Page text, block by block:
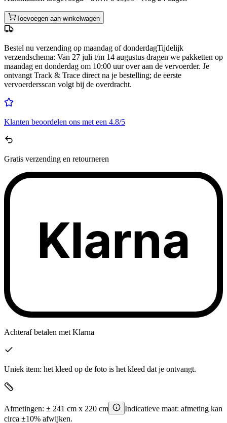
Toevoegen aan winkelwagen
Bestel nu verzending op maandag of donderdagTijdelijk
verzendschema: Van 27 juli t/m 14 augustus dragen we pakketten op
maandag en donderdag om 10:00 uur over aan de vervoerder. Je
ontvangt Track & Trace direct na je bestelling; de eerste
vervoerdersscan volgt bij de overdracht.
Klanten beoordelen ons met een 4.8/5
Gratis verzending en retourneren
Klarna
Achteraf betalen met Klarna
Uniek item: het kleed op de foto is het kleed dat je ontvangt.
Afmetingen: ± 241 cm x 220 cm
Indicatieve maat: afmeting kan
circa ±10% afwijken.